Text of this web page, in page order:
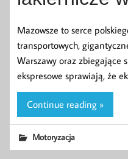
Mazowsze to serce
transportowych,
Warszawy oraz zbiegające
ekspresowe sprawiają, że
Continue reading »
Motoryzacja